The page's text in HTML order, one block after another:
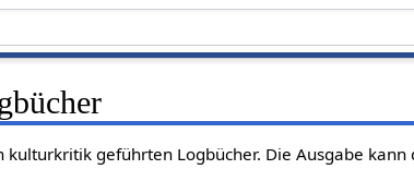
geführten Logbücher. Die Ausgabe kann